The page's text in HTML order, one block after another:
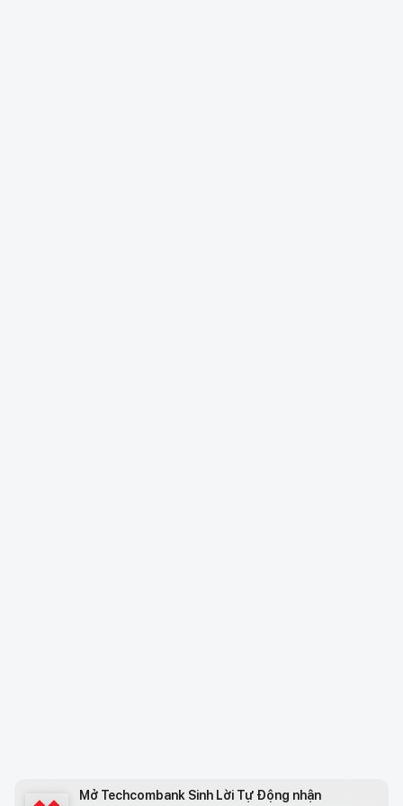
Mở Techcombank Sinh Lời Tự Động nhận